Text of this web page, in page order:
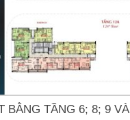
BẰNG TẦNG 6; 8; 9